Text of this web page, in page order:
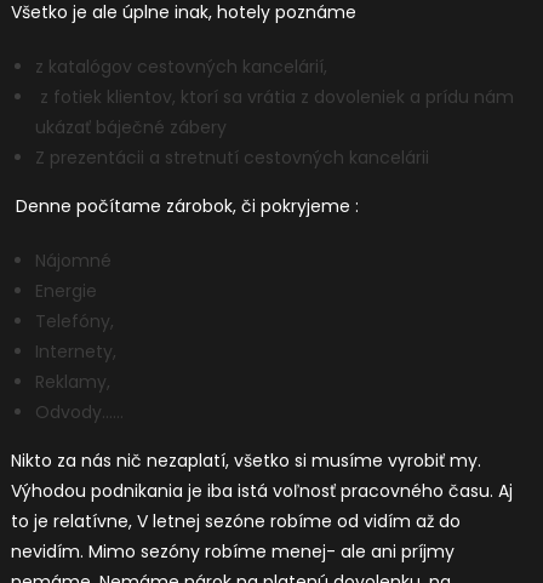
Všetko je ale úplne inak, hotely poznáme
z katalógov cestovných kancelárií,
z fotiek klientov, ktorí sa vrátia z dovoleniek a prídu nám
ukázať báječné zábery
Z prezentácii a stretnutí cestovných kancelárii
Denne počítame zárobok, či pokryjeme :
Nájomné
Energie
Telefóny,
Internety,
Reklamy,
Odvody……
Nikto za nás nič nezaplatí, všetko si musíme vyrobiť my.
Výhodou podnikania je iba istá voľnosť pracovného času. Aj
to je relatívne, V letnej sezóne robíme od vidím až do
nevidím. Mimo sezóny robíme menej- ale ani príjmy